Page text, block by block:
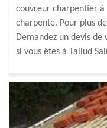
couvreur charpentier
charpente. Pour plus
Demandez un devis
si vous êtes à Tallud